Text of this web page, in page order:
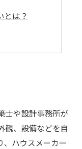
とは？
士や設計事務所が
観、設備などを自
、ハウスメーカー